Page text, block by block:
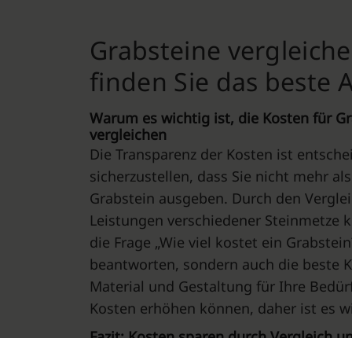
Grabsteine
finden Sie das beste
Warum es wichtig ist, die Kosten für
vergleichen
Die Transparenz der Kosten ist
sicherzustellen, dass Sie nicht mehr
Grabstein ausgeben. Durch den
Leistungen verschiedener Steinmetze
die Frage „Wie viel kostet ein
beantworten, sondern auch die beste
Material und Gestaltung für Ihre
Kosten erhöhen können, daher ist es